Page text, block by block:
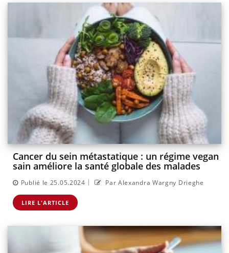
Cancer du sein métastatique : un régime vegan
sain améliore la santé globale des malades
Publié le 25.05.2024 | Par Alexandra Wargny Drieghe
LIRE L'ARTICLE